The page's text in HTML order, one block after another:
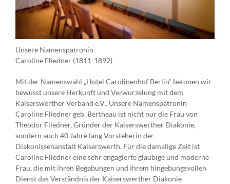
Unsere Namenspatronin
Caroline Fliedner (1811-1892)
Mit der Namenswahl „Hotel Carolinenhof Berlin“ betonen wir
bewusst unsere Herkunft und Verwurzelung mit dem
Kaiserswerther Verband e.V.. Unsere Namenspatronin
Caroline Fliedner geb. Bertheau ist nicht nur die Frau von
Theodor Fliedner, Gründer der Kaiserswerther Diakonie,
sondern auch 40 Jahre lang Vorsteherin der
Diakonissenanstalt Kaiserswerth. Für die damalige Zeit ist
Caroline Fliedner eine sehr engagierte gläubige und moderne
Frau, die mit ihren Begabungen und ihrem hingebungsvollen
Dienst das Verständnis der Kaiserswerther Diakonie